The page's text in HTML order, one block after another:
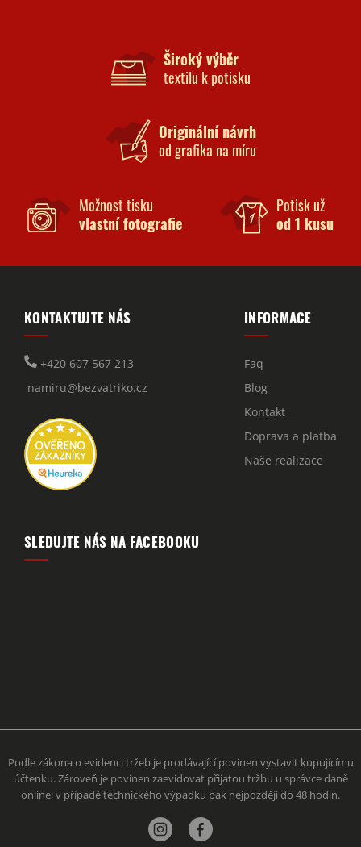
Široký výběr
textilu k potisku
Originální návrh
od grafika na míru
Možnost tisku
vlastní fotografie
Potisk už
od 1 kusu
KONTAKTUJTE NÁS
+420 607 567 213
namiru@bezvatriko.cz
INFORMACE
Faq
Blog
Kontakt
Doprava a platba
Naše realizace
SLEDUJTE NÁS NA FACEBOOKU
Podle zákona o evidenci tržeb je prodávající povinen vystavit kupujícímu
účtenku. Zároveň je povinen zaevidovat přijatou tržbu u správce daně
online; v případě technického výpadku pak nejpozději do 48 hodin.